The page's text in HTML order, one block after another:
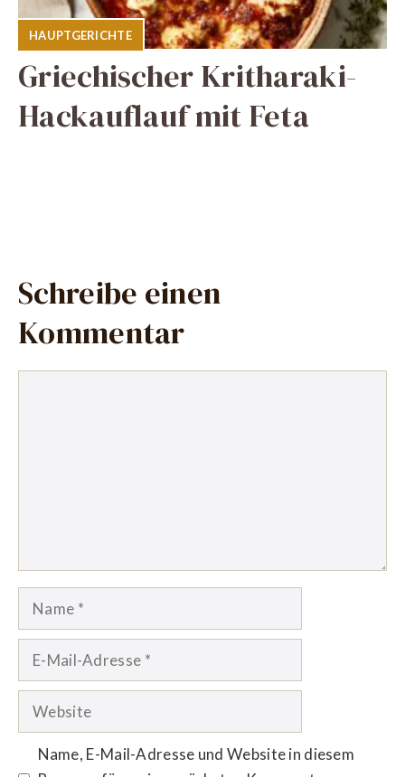
HAUPTGERICHTE
Griechischer Kritharaki-
Hackauflauf mit Feta
Schreibe einen
Kommentar
Name
Website
Name, E-Mail-Adresse und Website in diesem